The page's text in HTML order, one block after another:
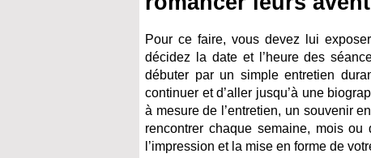
Pour ce faire, vous devez lui
décidez la date et l’heure des
débuter par un simple entretien
continuer et d’aller jusqu’à une
à mesure de l’entretien, un souvenir
rencontrer chaque semaine, mois
l’impression et la mise en forme de